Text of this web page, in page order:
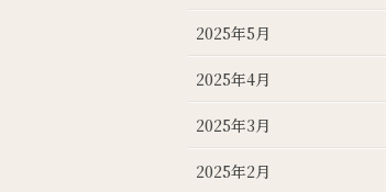
2025年5月
2025年4月
2025年3月
2025年2月